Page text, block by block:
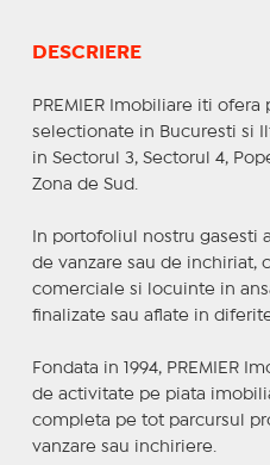
DESCRIERE
PREMIER Imobiliare iti
selectionate in Bucuresti si
in Sectorul 3, Sectorul 4,
Zona de Sud.
In portofoliul nostru gasesti
de vanzare sau de inchiriat,
comerciale si locuinte in
finalizate sau aflate in
Fondata in 1994, PREMIER
de activitate pe piata
completa pe tot parcursul
vanzare sau inchiriere.